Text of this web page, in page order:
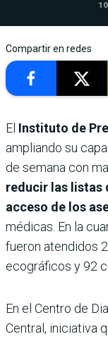
Compartir en redes
El Instituto de
ampliando su
de semana con
reducir las listas
acceso de los
médicas. En la
fueron atendidos
ecográficos y 92
En el Centro de
Central, iniciativa